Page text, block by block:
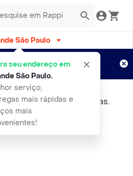
São Paulo
seu endereço em
São Paulo.
serviço,
mais rápidas e
mais
por 15 dias!
Aplicam T&C